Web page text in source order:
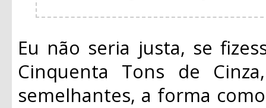
Eu não seria justa, se
Cinquenta Tons de
semelhantes, a forma